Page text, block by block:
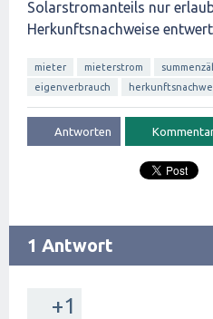
Solarstromanteils nur
Herkunftsnachweise
mieter mieterstrom
eigenverbrauch
1 Antwort
+1